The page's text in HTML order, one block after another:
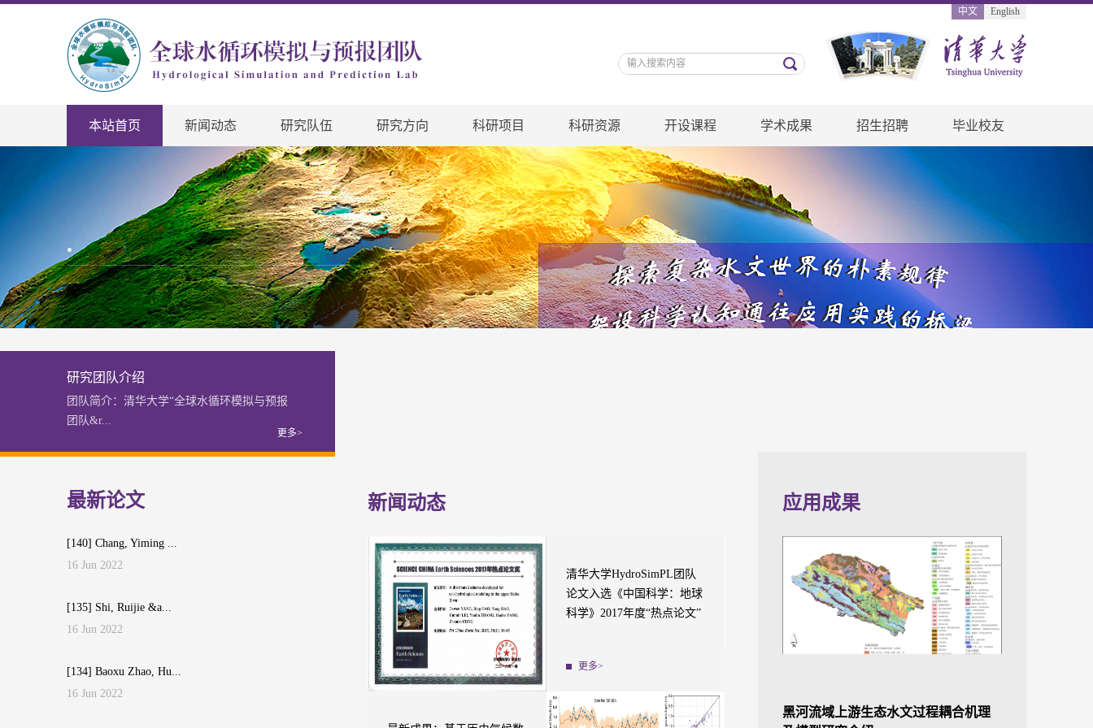
中文 English
本站首页 新闻动态 研究队伍 研究方向 科研项目 科研资源 开设课程 学术成果 招生招聘 毕业校友
.
研究团队介绍
团队简介：清华大学“全球水循环模拟与预报
团队&r...
更多>
最新论文
[140] Chang, Yiming ...
16 Jun 2022
[135] Shi, Ruijie &a...
16 Jun 2022
[134] Baoxu Zhao, Hu...
16 Jun 2022
新闻动态
清华大学HydroSimPL团队
论文入选《中国科学：地球
科学》2017年度“热点论文”
更多>
最新成果：青藏高原地区的
土壤反照率参数化方案
应用成果
黑河流域上游生态水文过程耦合机理